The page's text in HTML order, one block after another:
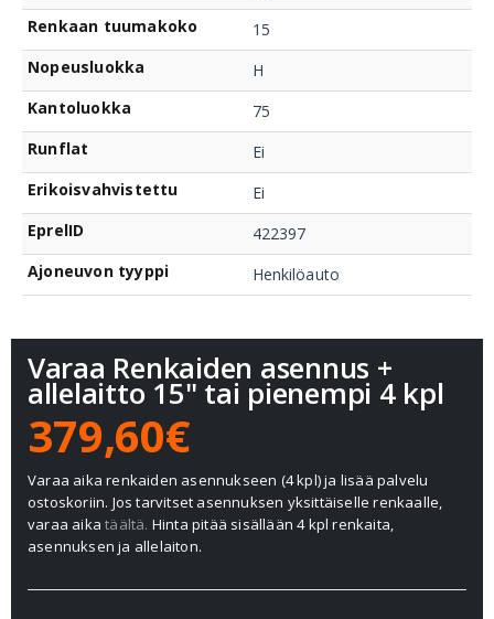
Renkaan tuumakoko
15
Nopeusluokka
H
Kantoluokka
75
Runflat
Ei
Erikoisvahvistettu
Ei
EprelID
422397
Ajoneuvon tyyppi
Henkilöauto
Varaa Renkaiden asennus +
allelaitto 15" tai pienempi 4 kpl
379,60€
Varaa aika renkaiden asennukseen (4 kpl) ja lisää palvelu
ostoskoriin. Jos tarvitset asennuksen yksittäiselle renkaalle,
varaa aikatäältä. Hinta pitää sisällään 4 kpl renkaita,
asennuksen ja allelaiton.